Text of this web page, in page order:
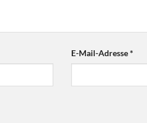
E-Mail-Adresse*